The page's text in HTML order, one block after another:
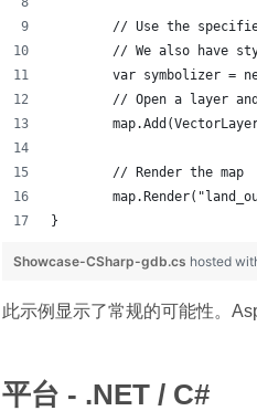
// Use the
// We also have
var symbolizer =
// Open a layer
	// Render the map
}
Showcase-CSharp-gdb.cs hosted
此示例显示了常规的可能性。
平台 - .NET / C#